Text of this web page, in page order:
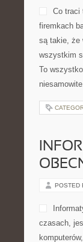
Co traci
firemkach
są takie, że
wszystkim
To
POSTED
czasach,